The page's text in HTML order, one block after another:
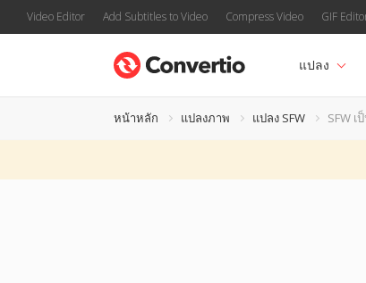
Video Editor Add Subtitles to Video Compress Video GIF
แปลง
หน้าหลัก แปลงภาพ แปลง SFW SFW เ